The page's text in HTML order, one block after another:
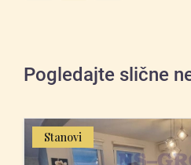
Pogledajte slične
Stanovi